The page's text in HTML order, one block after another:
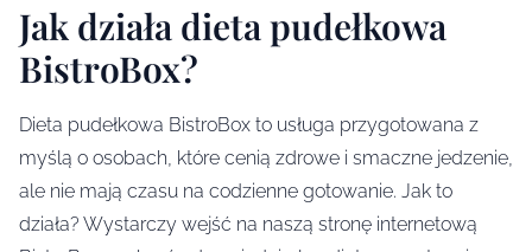
Jak działa dieta pudełkowa
BistroBox?
Dieta pudełkowa BistroBox to usługa przygotowana z
myślą o osobach, które cenią zdrowe i smaczne jedzenie,
ale nie mają czasu na codzienne gotowanie. Jak to
działa? Wystarczy wejść na naszą stronę internetową